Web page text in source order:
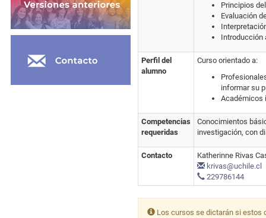
Principios
Evaluación
Introducción
Perfil del
alumno
Curso orientado a:
informar su
Académicos
Competencias
requeridas
Conocimientos
investigación, con
Contacto
Katherinne Rivas
krivas@uchile.cl
229786144
Los cursos se dictarán si estos